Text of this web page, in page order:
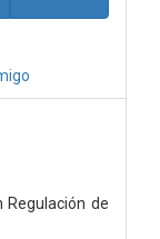
Regulación de